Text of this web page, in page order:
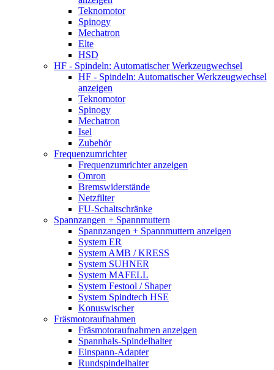
Teknomotor
Spinogy
Mechatron
Elte
HSD
HF - Spindeln: Automatischer Werkzeugwechsel
HF - Spindeln: Automatischer Werkzeugwechsel
anzeigen
Teknomotor
Spinogy
Mechatron
Isel
Zubehör
Frequenzumrichter
Frequenzumrichter anzeigen
Omron
Bremswiderstände
Netzfilter
FU-Schaltschränke
Spannzangen + Spannmuttern
Spannzangen + Spannmuttern anzeigen
System ER
System AMB / KRESS
System SUHNER
System MAFELL
System Festool / Shaper
System Spindtech HSE
Konuswischer
Fräsmotoraufnahmen
Fräsmotoraufnahmen anzeigen
Spannhals-Spindelhalter
Einspann-Adapter
Rundspindelhalter